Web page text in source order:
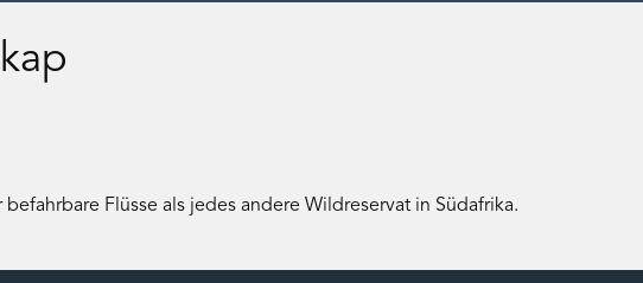
Flüsse als jedes andere Wildreservat in Südafrika.